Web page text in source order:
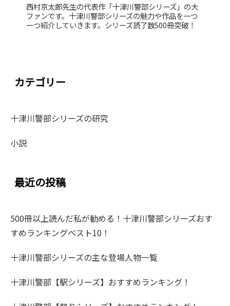
西村京太郎先生の代表作「十津川警部シリーズ」の大
ファンです。十津川警部シリーズの魅力や作品を一つ
一つ紹介していきます。シリーズ読了数500冊突破！
カテゴリー
十津川警部シリーズの研究
小説
最近の投稿
500冊以上読んだ私が勧める！十津川警部シリーズおす
すめランキングベスト10！
十津川警部シリーズの主な登場人物一覧
十津川警部【駅シリーズ】おすすめランキング！